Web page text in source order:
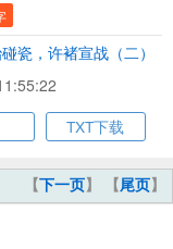
瓷，许褚宣战（二）
TXT下载
【下一页】 【尾页】